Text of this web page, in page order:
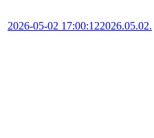
2026-05-02 17:00:122026.05.02.